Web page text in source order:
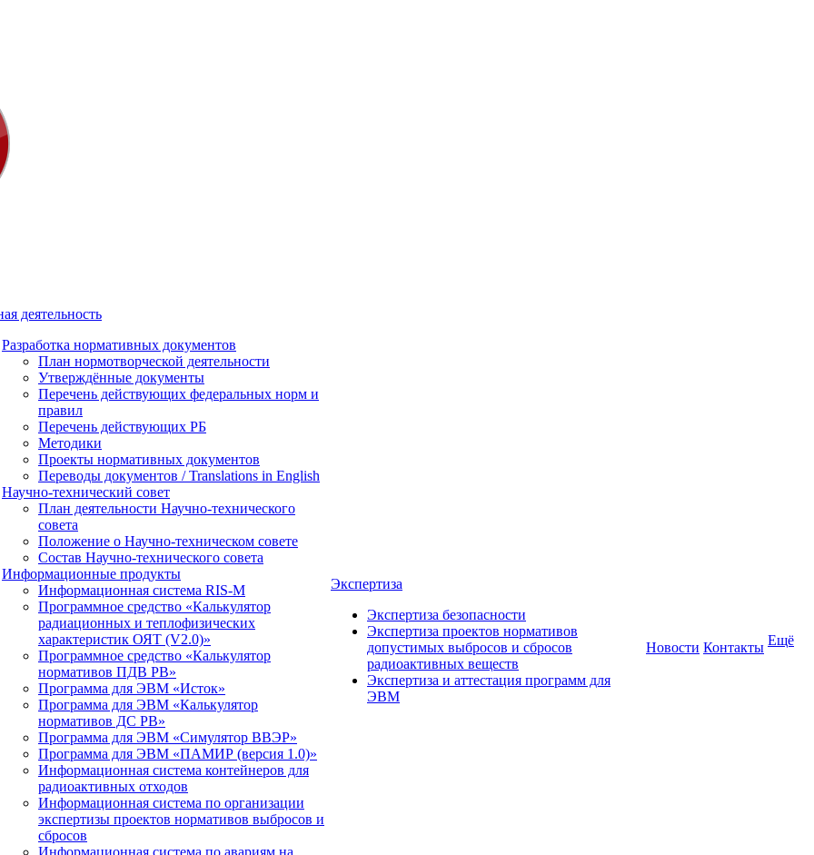
деятельность
Разработка нормативных документов
План нормотворческой деятельности
Утверждённые документы
Перечень действующих федеральных норм и
правил
Перечень действующих РБ
Методики
Проекты нормативных документов
Переводы документов / Translations in English
Научно-технический совет
План деятельности Научно-технического
совета
Положение о Научно-техническом совете
Состав Научно-технического совета
Информационные продукты
Информационная система RIS-M
Программное средство «Калькулятор
радиационных и теплофизических
характеристик ОЯТ (V2.0)»
Программное средство «Калькулятор
нормативов ПДВ РВ»
Программа для ЭВМ «Исток»
Программа для ЭВМ «Калькулятор
нормативов ДС РВ»
Программа для ЭВМ «Симулятор ВВЭР»
Программа для ЭВМ «ПАМИР (версия 1.0)»
Информационная система контейнеров для
радиоактивных отходов
Информационная система по организации
экспертизы проектов нормативов выбросов и
сбросов
Информационная система по авариям на
Экспертиза
Экспертиза безопасности
Экспертиза проектов нормативов
допустимых выбросов и сбросов
радиоактивных веществ
Экспертиза и аттестация программ для
ЭВМ
Новости Контакты Ещё